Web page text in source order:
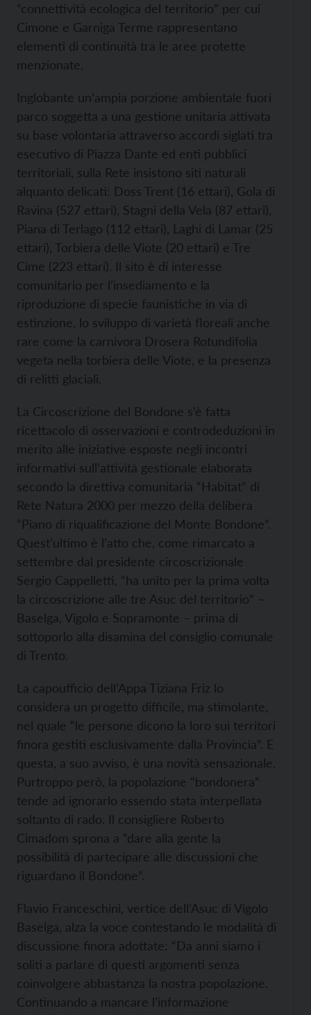
“connettività ecologica del territorio” per cui
Cimone e Garniga Terme rappresentano
elementi di continuità tra le aree protette
menzionate.
Inglobante un’ampia porzione ambientale fuori
parco soggetta a una gestione unitaria attivata
su base volontaria attraverso accordi siglati tra
esecutivo di Piazza Dante ed enti pubblici
territoriali, sulla Rete insistono siti naturali
alquanto delicati: Doss Trent (16 ettari), Gola di
Ravina (527 ettari), Stagni della Vela (87 ettari),
Piana di Terlago (112 ettari), Laghi di Lamar (25
ettari), Torbiera delle Viote (20 ettari) e Tre
Cime (223 ettari). Il sito è di interesse
comunitario per l’insediamento e la
riproduzione di specie faunistiche in via di
estinzione, lo sviluppo di varietà floreali anche
rare come la carnivora Drosera Rotundifolia
vegeta nella torbiera delle Viote, e la presenza
di relitti glaciali.
La Circoscrizione del Bondone s’è fatta
ricettacolo di osservazioni e controdeduzioni in
merito alle iniziative esposte negli incontri
informativi sull’attività gestionale elaborata
secondo la direttiva comunitaria “Habitat” di
Rete Natura 2000 per mezzo della delibera
“Piano di riqualificazione del Monte Bondone”.
Quest’ultimo è l’atto che, come rimarcato a
settembre dal presidente circoscrizionale
Sergio Cappelletti, “ha unito per la prima volta
la circoscrizione alle tre Asuc del territorio” –
Baselga, Vigolo e Sopramonte – prima di
sottoporlo alla disamina del consiglio comunale
di Trento.
La capoufficio dell’Appa Tiziana Friz lo
considera un progetto difficile, ma stimolante,
nel quale “le persone dicono la loro sui territori
finora gestiti esclusivamente dalla Provincia”. E
questa, a suo avviso, è una novità sensazionale.
Purtroppo però, la popolazione “bondonera”
tende ad ignorarlo essendo stata interpellata
soltanto di rado. Il consigliere Roberto
Cimadom sprona a “dare alla gente la
possibilità di partecipare alle discussioni che
riguardano il Bondone”.
Flavio Franceschini, vertice dell’Asuc di Vigolo
Baselga, alza la voce contestando le modalità di
discussione finora adottate: “Da anni siamo i
soliti a parlare di questi argomenti senza
coinvolgere abbastanza la nostra popolazione.
Continuando a mancare l’informazione